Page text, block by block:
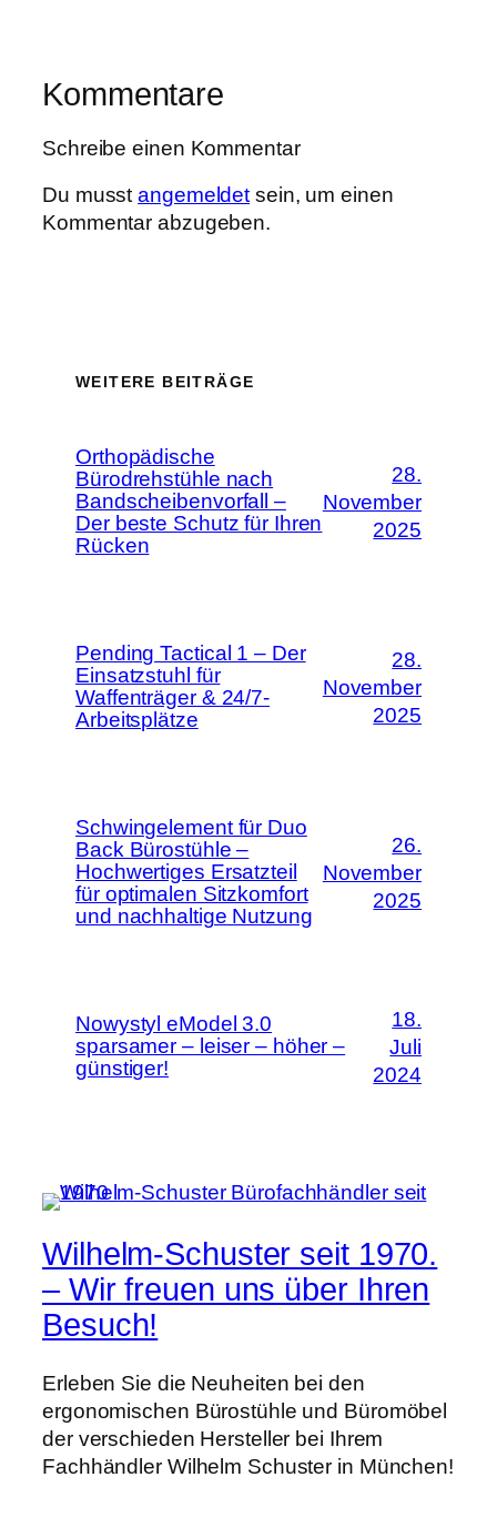
Kommentare
Schreibe einen Kommentar
Du musstangemeldet sein, um einen
Kommentar abzugeben.
WEITERE BEITRÄGE
Orthopädische
Bürodrehstühle nach
Bandscheibenvorfall –
Der beste Schutz für Ihren
Rücken
28.
November
2025
Pending Tactical 1 – Der
Einsatzstuhl für
Waffenträger & 24/7-
Arbeitsplätze
28.
November
2025
Schwingelement für Duo
Back Bürostühle –
Hochwertiges Ersatzteil
für optimalen Sitzkomfort
und nachhaltige Nutzung
26.
November
2025
Nowystyl eModel 3.0
sparsamer – leiser – höher –
günstiger!
18.
Juli
2024
Wilhelm-Schuster seit 1970.
– Wir freuen uns über Ihren
Besuch!
Erleben Sie die Neuheiten bei den
ergonomischen Bürostühle und Büromöbel
der verschieden Hersteller bei Ihrem
Fachhändler Wilhelm Schuster in München!